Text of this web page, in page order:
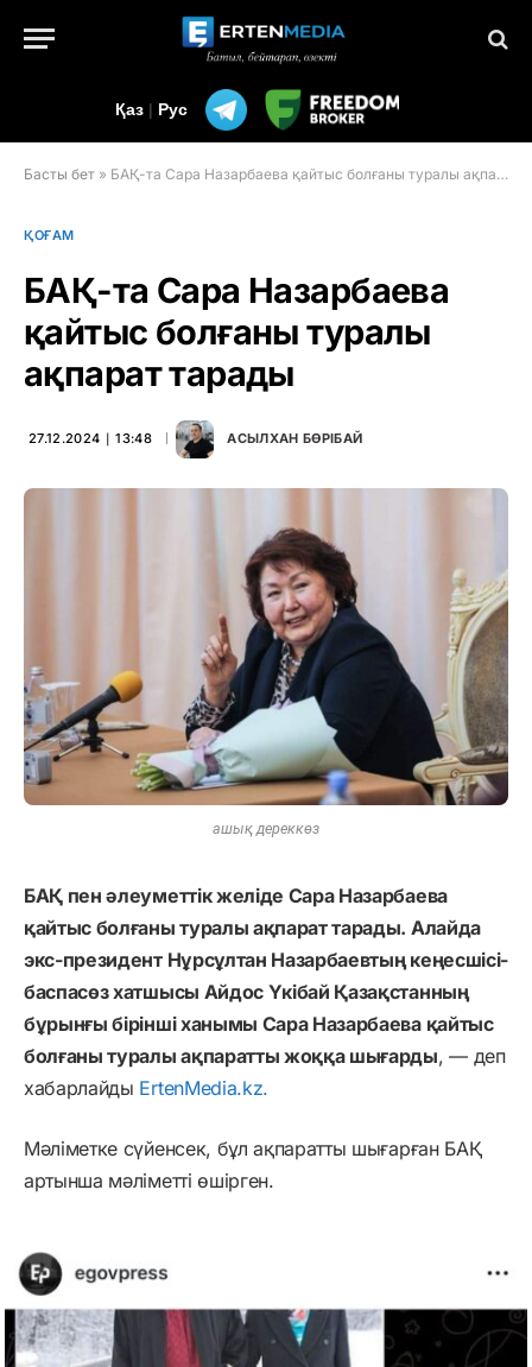
Қаз | Рус
Басты бет » БАҚ-та Сара Назарбаева қайтыс болғаны туралы ақпарат тарады
ҚОҒАМ
БАҚ-та Сара Назарбаева
қайтыс болғаны туралы
ақпарат тарады
27.12.2024 ∣ 13:48 АСЫЛХАН БӨРІБАЙ
ашық дереккөз
БАҚ пен әлеуметтік желіде Сара Назарбаева
қайтыс болғаны туралы ақпарат тарады. Алайда
экс-президент Нұрсұлтан Назарбаевтың кеңесшісі-
баспасөз хатшысы Айдос Үкібай Қазақстанның
бұрынғы бірінші ханымы Сара Назарбаева қайтыс
болғаны туралы ақпаратты жоққа шығарды, — деп
хабарлайды ErtenMedia.kz.
Мәліметке сүйенсек, бұл ақпаратты шығарған БАҚ
артынша мәліметті өшірген.